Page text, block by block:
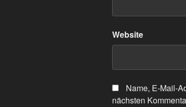
Website
Name, E-Mail-
nächsten